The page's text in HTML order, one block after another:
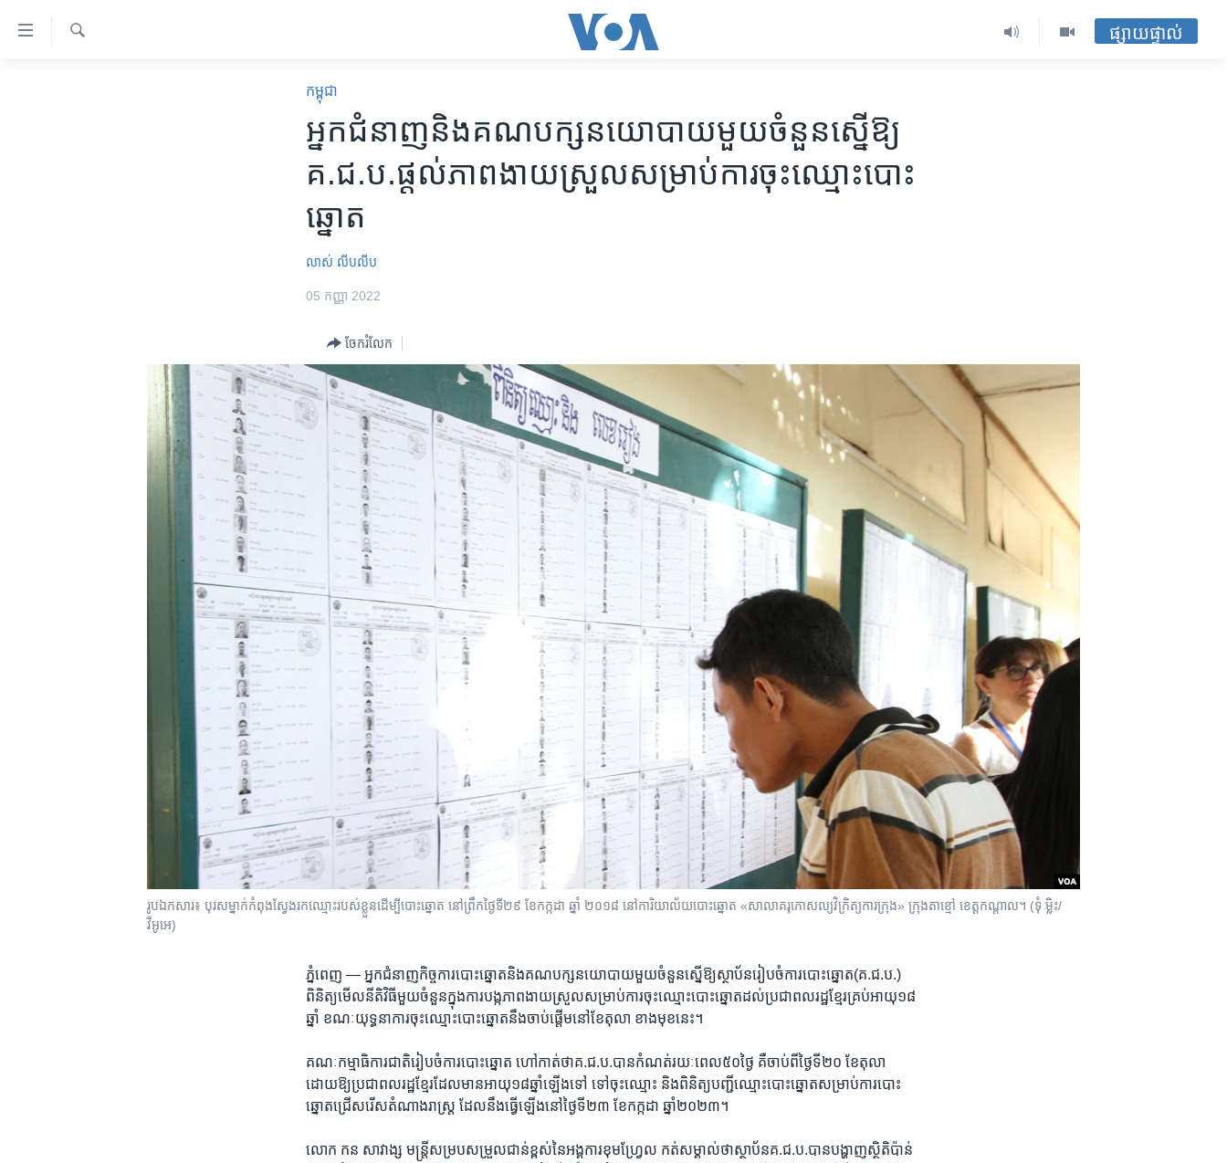
ទៅ​
ផ្សាយផ្ទាល់
កម្ពុជា
អ្នក​ជំនាញ​និង​គណ​បក្ស​នយោ​បាយ​មួយ​ចំនួន​ស្នើ​ឱ្យ​
គ.ជ.ប.​ផ្តល់​ភាព​​ងាយ​ស្រួល​សម្រាប់​ការ​ចុះ​ឈ្មោះ​បោះ​
ឆ្នោត
លាស់ លីបលីប
05 កញ្ញា 2022
ចែករំលែក
រូបឯកសារ៖ បុរសម្នាក់កំពុងស្វែងរកឈ្មោះរបស់ខ្លួនដើម្បីបោះឆ្នោត នៅព្រឹកថ្ងៃទី២៩ ខែកក្កដា ឆ្នាំ ២០១៨ នៅការិយាល័យបោះឆ្នោត «សាលាគរុកោសល្យវិក្រិត្យការក្រុង» ក្រុងតាខ្មៅ ខេត្តកណ្តាល។ (ទុំ ម្លិះ/
វីអូអេ)
ភ្នំពេញ —អ្នក​ជំនាញ​កិច្ច​ការ​បោះ​ឆ្នោត​និង​គណ​បក្ស​នយោបាយ​មួយ​ចំនួន​ស្នើឱ្យ​ស្ថាប័ន​រៀប​ចំ​ការ​បោះ​ឆ្នោត​(គ.ជ.ប.)​
ពិនិត្យ​មើល​នីតិ​វិធីមួយ​ចំនួន​ក្នុង​ការ​បង្ក​ភាព​ងាយ​ស្រួល​សម្រាប់​ការ​ចុះ​ឈ្មោះ​បោះ​ឆ្នោត​ដល់ប្រជា​ពល​រដ្ឋ​ខ្មែរ​គ្រប់​អាយុ​១៨​
ឆ្នាំ ​ខណៈ​យុទ្ធនាការ​ចុះ​ឈ្មោះ​បោះ​ឆ្នោត​នឹង​ចាប់​ផ្តើម​នៅ​ខែ​តុលា ​ខាង​មុខ​នេះ។​
គណៈ​កម្មាធិការ​ជាតិ​រៀបចំ​ការ​បោះឆ្នោត ​ហៅ​កាត់​ថា​គ.ជ.ប.​បាន​កំណត់​រយៈ​ពេល​៥០​ថ្ងៃ ​គឺ​ចាប់​ពី​ថ្ងៃ​ទី​២០ ​ខែ​តុលា ​
ដោយ​ឱ្យ​ប្រជា​ពល​រដ្ឋ​ខ្មែរ​ដែល​មាន​អាយុ​១៨​ឆ្នាំ​ឡើង​ទៅ ​ទៅ​ចុះ​ឈ្មោះ ​និងពិនិត្យ​បញ្ជី​ឈ្មោះ​បោះ​ឆ្នោត​សម្រាប់​ការ​បោះ​
ឆ្នោត​ជ្រើស​រើស​តំណាង​រាស្ត្រ ​ដែល​នឹង​ធ្វើ​ឡើង​នៅ​ថ្ងៃ​ទី​២៣​ ខែ​កក្កដា​ ឆ្នាំ​២០២៣។​
លោក ​កន សាវាង្ស​ មន្ត្រី​សម្រប​សម្រួល​ជាន់​ខ្ពស់​នៃ​អង្គការ​ខុមហ្វ្រែល ​កត់​សម្គាល់​ថា​ស្ថាប័ន​គ.ជ.ប.​បាន​បង្ហាញ​ស្ថិតិ​ប៉ាន់​